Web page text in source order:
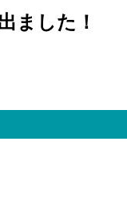
ました！